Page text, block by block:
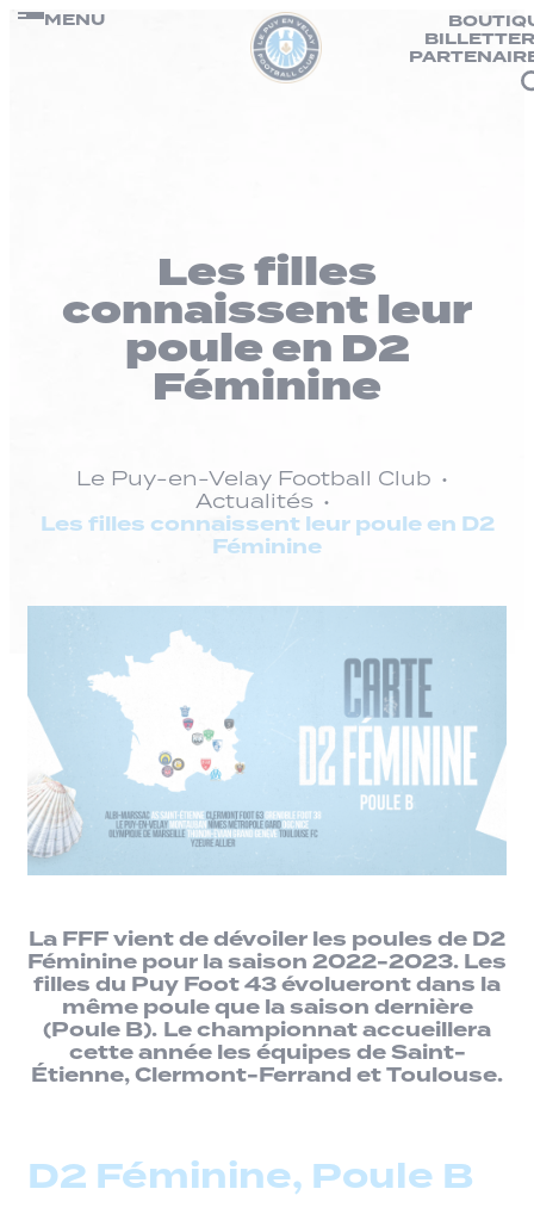
Passer
MENU
Les filles
connaissent leur
poule en D2
Féminine
Le Puy-en-Velay Football Club
Actualités
Les filles connaissent leur poule en D2
Féminine
La FFF vient de dévoiler les poules de D2
Féminine pour la saison 2022-2023. Les
filles du Puy Foot 43 évolueront dans la
même poule que la saison dernière
(Poule B). Le championnat accueillera
cette année les équipes de Saint-
Étienne, Clermont-Ferrand et Toulouse.
D2 Féminine, Poule B
Panneau de gestion des cookies